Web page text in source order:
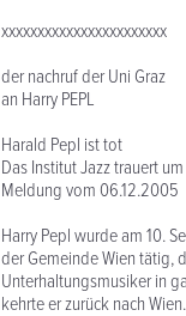
xxxxxxxxxxxxxxxxxxxxxxx
der nachruf der Uni Graz
an Harry PEPL
Harald Pepl ist tot
Das Institut Jazz trauert
Meldung vom 06.12.2005
Harry Pepl wurde am 10.
der Gemeinde Wien tätig,
Unterhaltungsmusiker in
kehrte er zurück nach